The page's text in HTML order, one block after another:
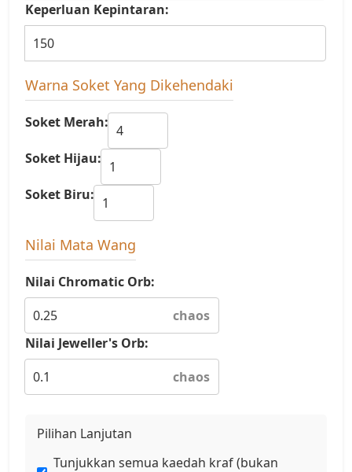
Keperluan Kepintaran:
Warna Soket Yang Dikehendaki
Soket Merah:
Soket Hijau:
Soket Biru:
Nilai Mata Wang
Nilai Chromatic Orb:
chaos
Nilai Jeweller's Orb:
chaos
Pilihan Lanjutan
Tunjukkan semua kaedah kraf (bukan